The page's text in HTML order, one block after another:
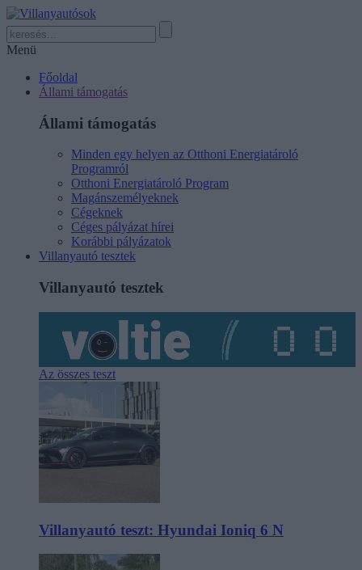
Menü
Főoldal
Állami támogatás
Állami támogatás
Minden egy helyen az Otthoni Energiatároló
Programról
Otthoni Energiatároló Program
Magánszemélyeknek
Cégeknek
Céges pályázat hírei
Korábbi pályázatok
Villanyautó tesztek
Villanyautó tesztek
Az összes teszt
Villanyautó teszt: Hyundai Ioniq 6 N